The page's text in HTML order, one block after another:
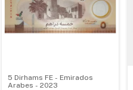
5 Dirhams FE - Emirados
Arabes - 2023